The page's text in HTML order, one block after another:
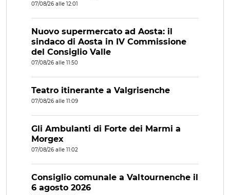
07/08/26 alle 12:01
Nuovo supermercato ad Aosta: il
sindaco di Aosta in IV Commissione
del Consiglio Valle
07/08/26 alle 11:50
Teatro itinerante a Valgrisenche
07/08/26 alle 11:09
Gli Ambulanti di Forte dei Marmi a
Morgex
07/08/26 alle 11:02
Consiglio comunale a Valtournenche il
6 agosto 2026